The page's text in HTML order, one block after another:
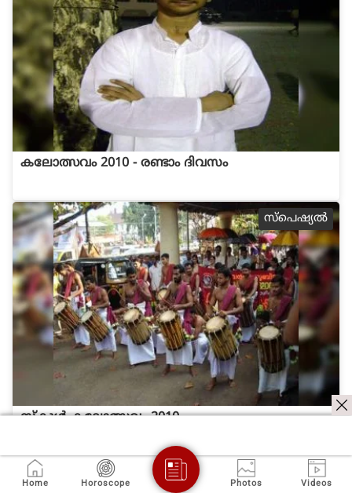
കലോത്സവം 2010 - രണ്ടാം ദിവസം
സ്പെഷ്യല്‍
സ്കൂള്‍ കലോത്സവം 2010
സ്പെഷ്യല്‍
Home Horoscope Photos Videos